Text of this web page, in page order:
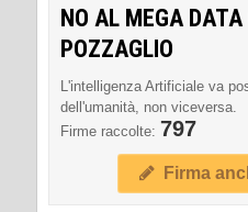
NO AL MEGA
POZZAGLIO
L'intelligenza Artificiale va
dell'umanità, non viceversa.
Firme raccolte: 797
Firma